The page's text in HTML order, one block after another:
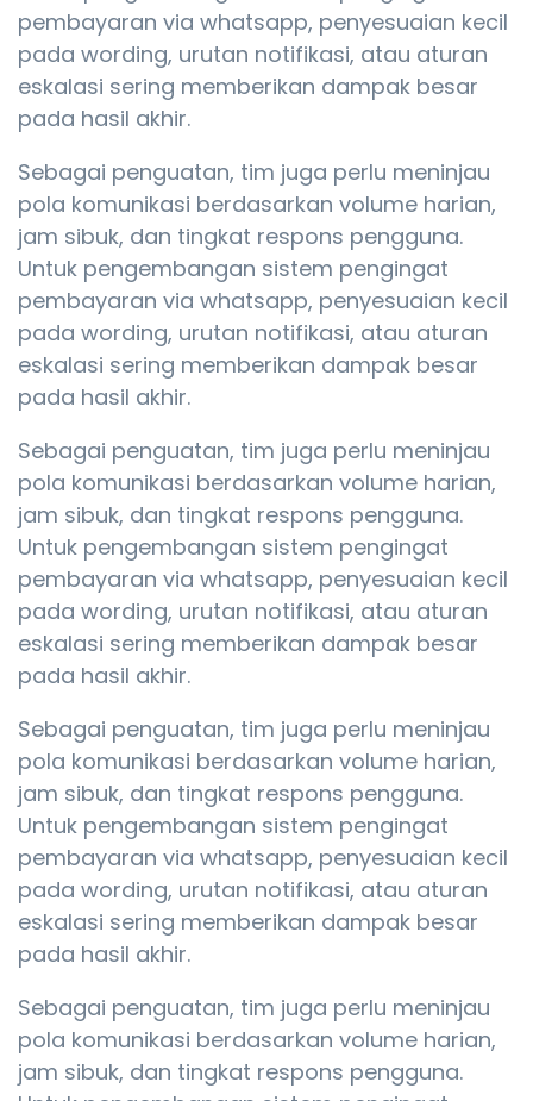
pembayaran via whatsapp, penyesuaian kecil
pada wording, urutan notifikasi, atau aturan
eskalasi sering memberikan dampak besar
pada hasil akhir.
Sebagai penguatan, tim juga perlu meninjau
pola komunikasi berdasarkan volume harian,
jam sibuk, dan tingkat respons pengguna.
Untuk pengembangan sistem pengingat
pembayaran via whatsapp, penyesuaian kecil
pada wording, urutan notifikasi, atau aturan
eskalasi sering memberikan dampak besar
pada hasil akhir.
Sebagai penguatan, tim juga perlu meninjau
pola komunikasi berdasarkan volume harian,
jam sibuk, dan tingkat respons pengguna.
Untuk pengembangan sistem pengingat
pembayaran via whatsapp, penyesuaian kecil
pada wording, urutan notifikasi, atau aturan
eskalasi sering memberikan dampak besar
pada hasil akhir.
Sebagai penguatan, tim juga perlu meninjau
pola komunikasi berdasarkan volume harian,
jam sibuk, dan tingkat respons pengguna.
Untuk pengembangan sistem pengingat
pembayaran via whatsapp, penyesuaian kecil
pada wording, urutan notifikasi, atau aturan
eskalasi sering memberikan dampak besar
pada hasil akhir.
Sebagai penguatan, tim juga perlu meninjau
pola komunikasi berdasarkan volume harian,
jam sibuk, dan tingkat respons pengguna.